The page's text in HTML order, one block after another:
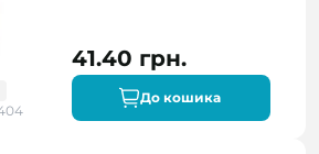
41.40 грн.
До кошика